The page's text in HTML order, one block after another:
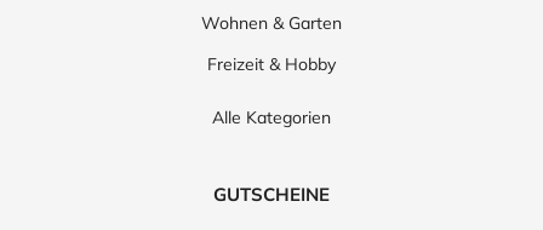
Wohnen & Garten
Freizeit & Hobby
Alle Kategorien
GUTSCHEINE